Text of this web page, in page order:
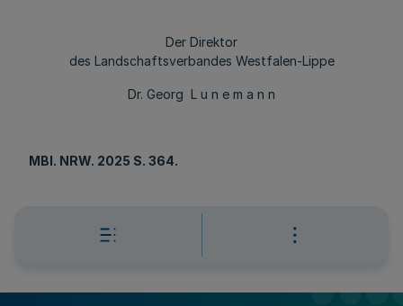
Der Direktor
des Landschaftsverbandes Westfalen-Lippe
Dr. Georg L u n e m a n n
MBl. NRW. 2025 S. 364.